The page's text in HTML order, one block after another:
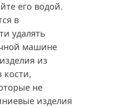
его водой.
в
удалять
машине
из
кости,
не
изделия